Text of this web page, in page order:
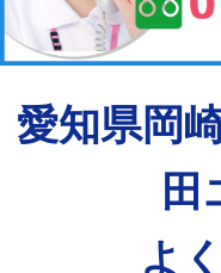
愛知県岡
田
よ